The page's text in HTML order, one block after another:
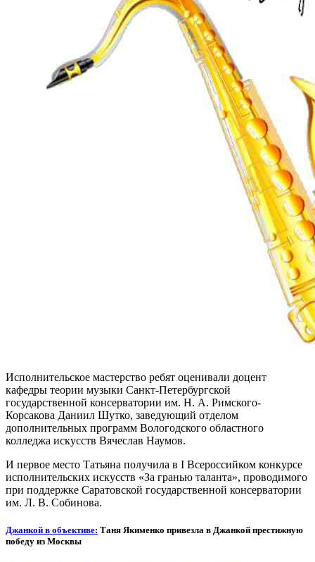
Исполнительское мастерство ребят оценивали доцент
кафедры теории музыки Санкт-Петербургской
государственной консерватории им. Н. А. Римского-
Корсакова Даниил Шутко, заведующий отделом
дополнительных программ Вологодского областного
колледжа искусств Вячеслав Наумов.
И первое место Татьяна получила в I Всероссийком конкурсе
исполнительских искусств «За гранью таланта», проводимого
при поддержке Саратовской государственной консерватории
им. Л. В. Собинова.
Джанкой в объективе: Таня Якименко привезла в Джанкой престижную
победу из Москвы